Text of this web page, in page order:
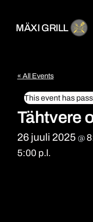
MÄXI GRILL
« All Events
This event has
Tähtvere
26 juuli 2025 @
5:00 p.l.